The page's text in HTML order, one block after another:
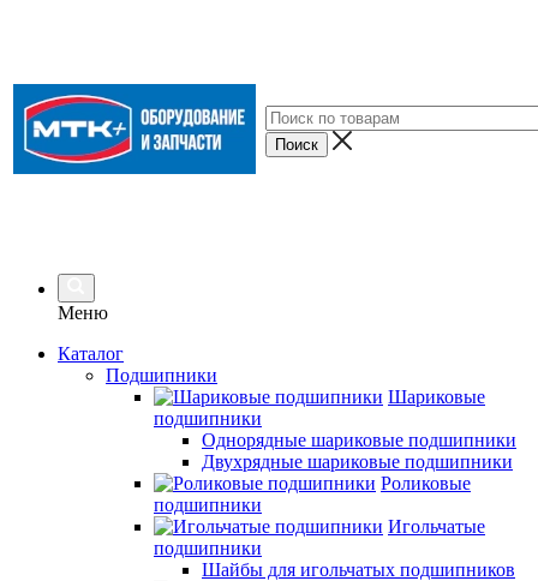
Меню
Каталог
Подшипники
Шариковые
подшипники
Однорядные шариковые подшипники
Двухрядные шариковые подшипники
Роликовые
подшипники
Игольчатые
подшипники
Шайбы для игольчатых подшипников